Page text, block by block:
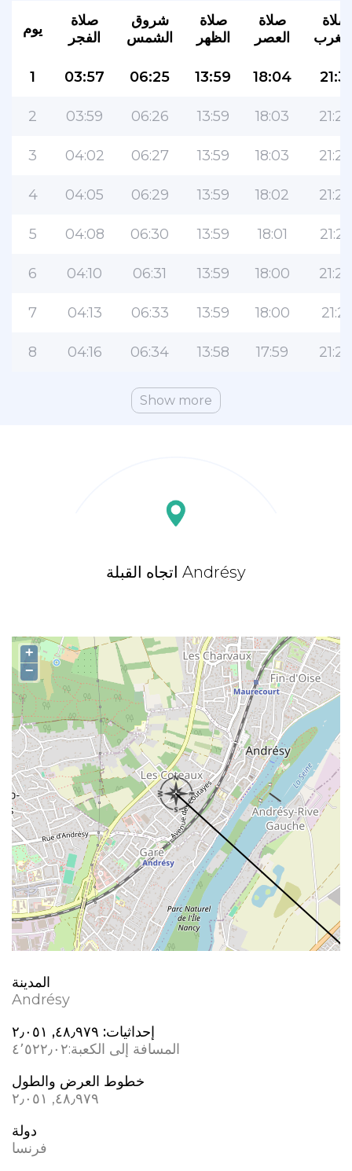
يوم
صلاة
الفجر
شروق
الشمس
صلاة
الظهر
صلاة
العصر
صلاة
1 03:57 06:25 13:59 18:04 21:31
2 03:59 06:26 13:59 18:03 21:29
3 04:02 06:27 13:59 18:03 21:28
4 04:05 06:29 13:59 18:02 21:26
5 04:08 06:30 13:59 18:01 21:25
6 04:10 06:31 13:59 18:00 21:23
7 04:13 06:33 13:59 18:00 21:21
8 04:16 06:34 13:58 17:59 21:20
Show more
اتجاه القبلة Andrésy
+
−
المدينة
Andrésy
إحداثيات: ٤٨٫٩٧٩, ٢٫٠٥١
المسافة إلى الكعبة:٤٬٥٢٢٫٠٢
خطوط العرض والطول
٤٨٫٩٧٩, ٢٫٠٥١
دولة
فرنسا